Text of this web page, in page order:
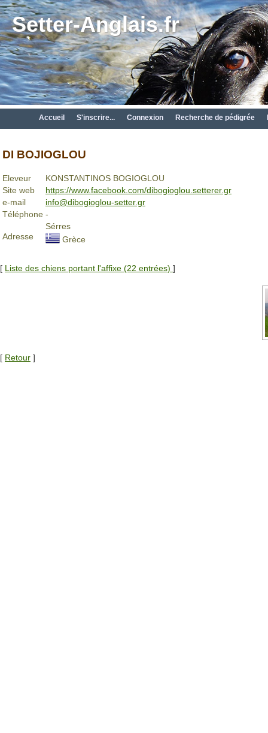
Setter-Anglais.fr
Accueil S'inscrire... Connexion Recherche de pédigrée
DI BOJIOGLOU
Eleveur
KONSTANTINOS BOGIOGLOU
Site web
https://www.facebook.com/dibogioglou.setterer.gr
e-mail
info@dibogioglou-setter.gr
Téléphone -
Adresse
Sérres
Grèce
[ Liste des chiens portant l'affixe (22 entrées) ]
[ Retour ]